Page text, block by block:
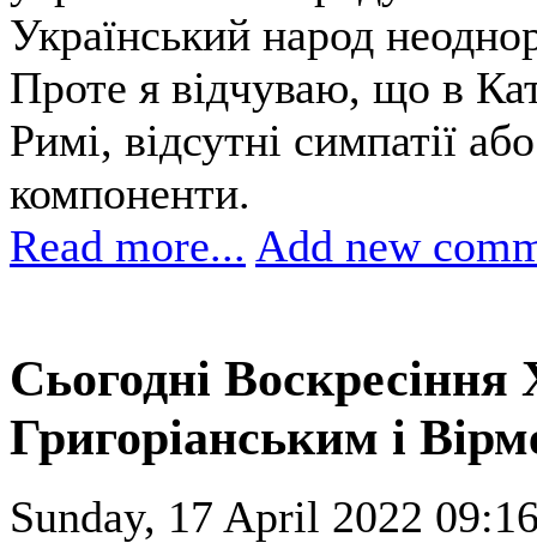
Український народ
Проте я відчуваю, що в
Римі, відсутні симпатії
компоненти.
Read more... Add new
Сьогодні
Григоріанським і
Sunday, 17 April 2022